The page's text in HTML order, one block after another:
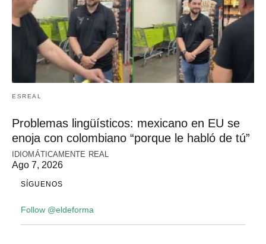
ESREAL
Problemas lingüísticos: mexicano en EU se
enoja con colombiano “porque le habló de tú”
IDIOMÁTICAMENTE REAL
Ago 7, 2026
SÍGUENOS
Follow @eldeforma